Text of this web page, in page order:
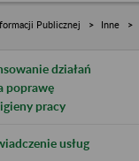
Publicznej Inne
działań
poprawę
pracy
usług